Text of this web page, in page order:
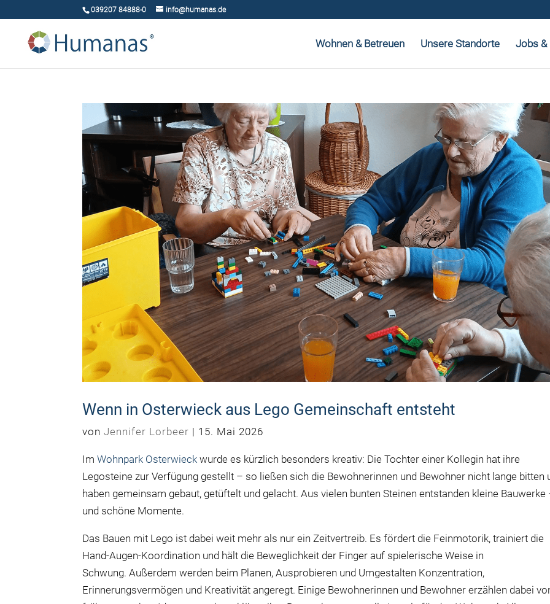
039207 84888-0 info@humanas.de
Wohnen & Betreuen Unsere Standorte Jobs &
Wenn in Osterwieck aus Lego Gemeinschaft entsteht
vonJennifer Lorbeer | 15. Mai 2026
ImWohnpark Osterwieck wurde es kürzlich besonders kreativ: Die Tochter einer Kollegin hat ihre
Legosteine zur Verfügung gestellt – so ließen sich die Bewohnerinnen und Bewohner nicht lange bitten
haben gemeinsam gebaut, getüftelt und gelacht. Aus vielen bunten Steinen entstanden kleine Bauwerke
und schöne Momente.
Das Bauen mit Lego ist dabei weit mehr als nur ein Zeitvertreib. Es fördert die Feinmotorik, trainiert die
Hand‑Augen‑Koordination und hält die Beweglichkeit der Finger auf spielerische Weise in
Schwung. Außerdem werden beim Planen, Ausprobieren und Umgestalten Konzentration,
Erinnerungsvermögen und Kreativität angeregt. Einige Bewohnerinnen und Bewohner erzählen dabei